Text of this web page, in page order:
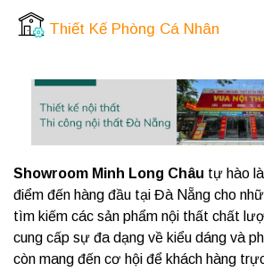
Thiết Kế Phòng Cá Nhân
Showroom Minh Long Châu tự hào
điểm đến hàng đầu tại Đà Nẵng cho
tìm kiếm các sản phẩm nội thất chất
cung cấp sự đa dạng về kiểu dáng và
còn mang đến cơ hội để khách hàng